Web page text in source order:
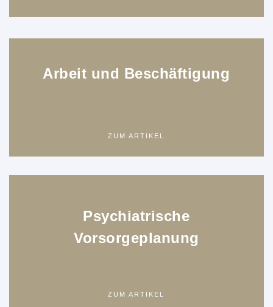
Arbeit und Beschäftigung
ZUM ARTIKEL
Psychiatrische
Vorsorgeplanung
ZUM ARTIKEL